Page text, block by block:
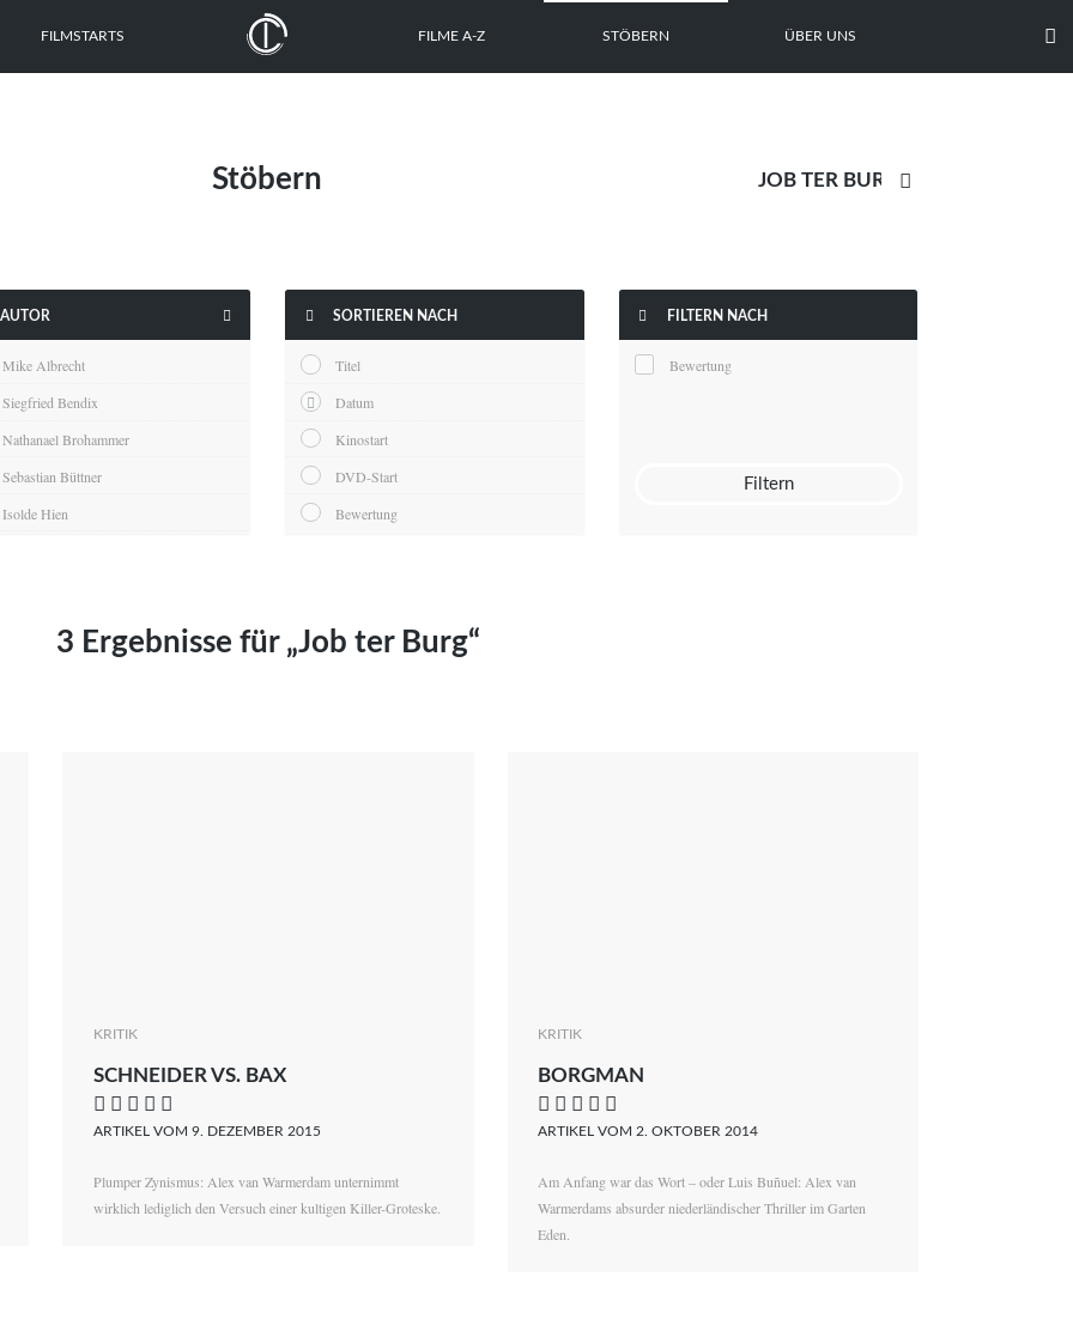
FILMSTARTS FILME A-Z STÖBERN ÜBER UNS 
Stöbern 
AUTOR 
Mike Albrecht
Siegfried Bendix
Nathanael Brohammer
Sebastian Büttner
Isolde Hien
Maximilian Kosing
Magdalena Zalewski
 SORTIEREN NACH
Titel
Datum
Kinostart
DVD-Start
Bewertung
 FILTERN NACH
Bewertung
Filtern
3 Ergebnisse für „Job ter Burg“
KRITIK
SCHNEIDER VS. BAX
    
ARTIKEL VOM 9. DEZEMBER 2015
Plumper Zynismus: Alex van Warmerdam unternimmt
wirklich lediglich den Versuch einer kultigen Killer-Groteske.
KRITIK
BORGMAN
    
ARTIKEL VOM 2. OKTOBER 2014
Am Anfang war das Wort – oder Luis Buñuel: Alex van
Warmerdams absurder niederländischer Thriller im Garten
Eden.